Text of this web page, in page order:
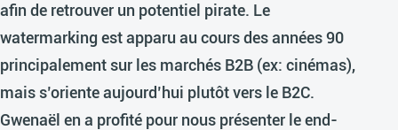
afin de retrouver un potentiel pirate. Le
watermarking est apparu au cours des années 90
principalement sur les marchés B2B (ex: cinémas),
mais s’oriente aujourd’hui plutôt vers le B2C.
Gwenaël en a profité pour nous présenter le end-